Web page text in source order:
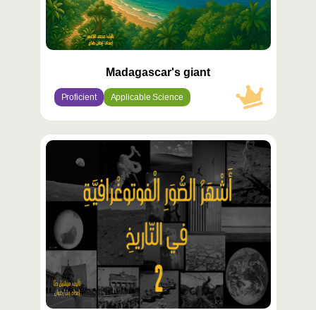
Madagascar's giant
Proficient Applicable Science
محتوى